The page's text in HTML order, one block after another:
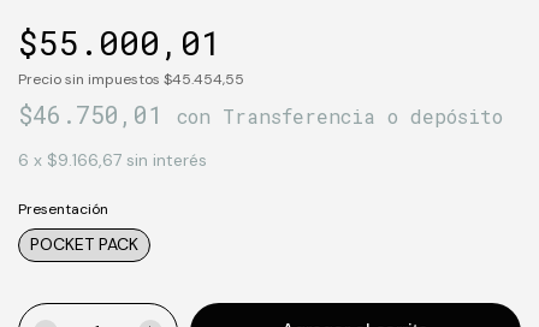
$55.000,01
Precio sin impuestos $45.454,55
$46.750,01 con Transferencia o depósito
6 x $9.166,67 sin interés
Presentación
POCKET PACK